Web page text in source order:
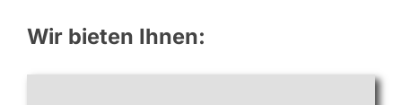
Wir bieten Ihnen: